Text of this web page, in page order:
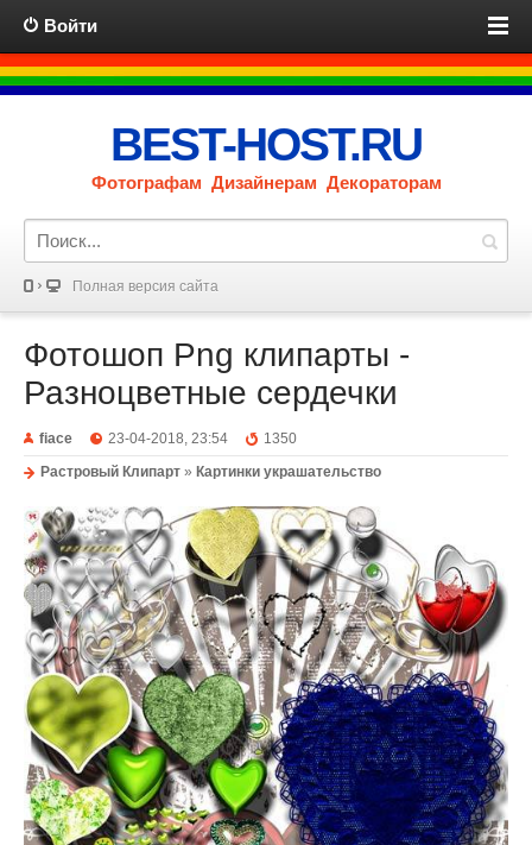
Войти
BEST-HOST.RU
Фотографам Дизайнерам Декораторам
Полная версия сайта
Фотошоп Png клипарты -
Разноцветные сердечки
fiace 23-04-2018, 23:54
1350
Растровый Клипарт » Картинки украшательство